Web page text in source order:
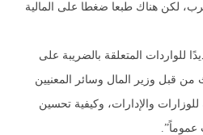
لكن هناك طبعا ضغطا على المالية
للواردات المتعلقة بالضريبة على
من قبل وزير المال وسائر المعنيين
والإدارات، وكيفية تحسين
عموماً”.